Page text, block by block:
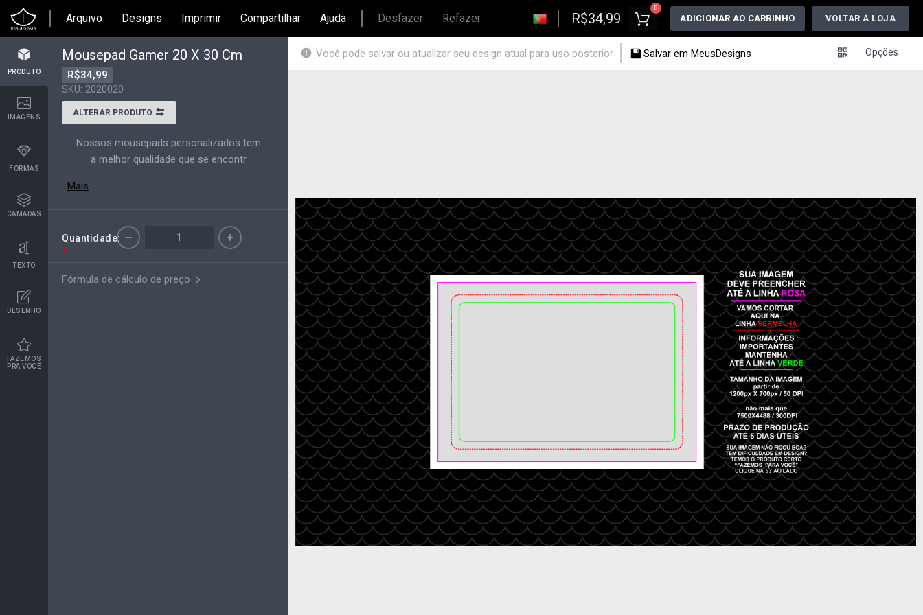
Arquivo Designs Imprimir Compartilhar Ajuda Desfazer Refazer R$34,99
0
ADICIONAR AO CARRINHO VOLTAR À LOJA
PRODUTO
IMAGENS
FORMAS
CAMADAS
TEXTO
DESENHO
FAZEMOS
PRA VOCÊ
Mousepad Gamer 20 X 30 Cm
R$34,99
SKU: 2020020
ALTERAR PRODUTO
Nossos mousepads personalizados tem
a melhor qualidade que se encontr
Mais
Quantidade:
*
Fórmula de cálculo de preço
Você pode salvar ou atualizar seu design atual para uso posterior Salvar em MeusDesigns Opções